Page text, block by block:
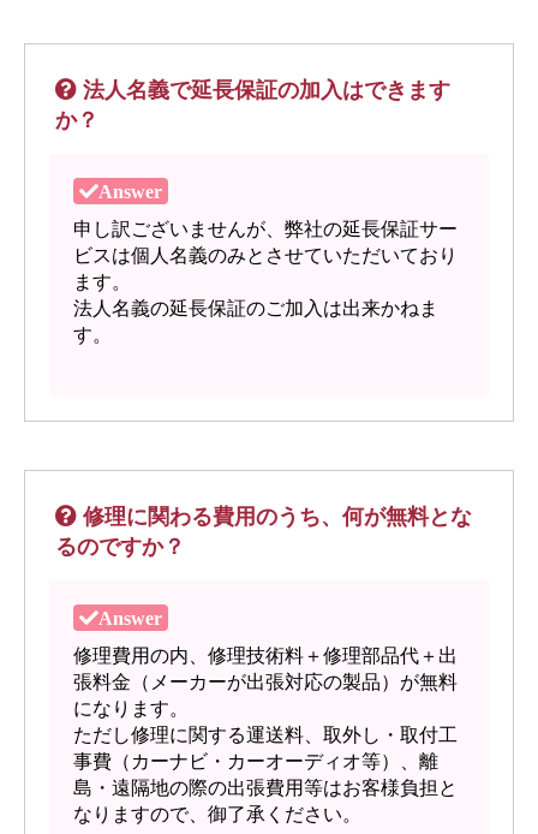
法人名義で延長保証の加入はできます
か？
申し訳ございませんが、弊社の延長保証サー
ビスは個人名義のみとさせていただいており
ます。
法人名義の延長保証のご加入は出来かねま
す。
修理に関わる費用のうち、何が無料とな
るのですか？
修理費用の内、修理技術料＋修理部品代＋出
張料金（メーカーが出張対応の製品）が無料
になります。
ただし修理に関する運送料、取外し・取付工
事費（カーナビ・カーオーディオ等）、離
島・遠隔地の際の出張費用等はお客様負担と
なりますので、御了承ください。